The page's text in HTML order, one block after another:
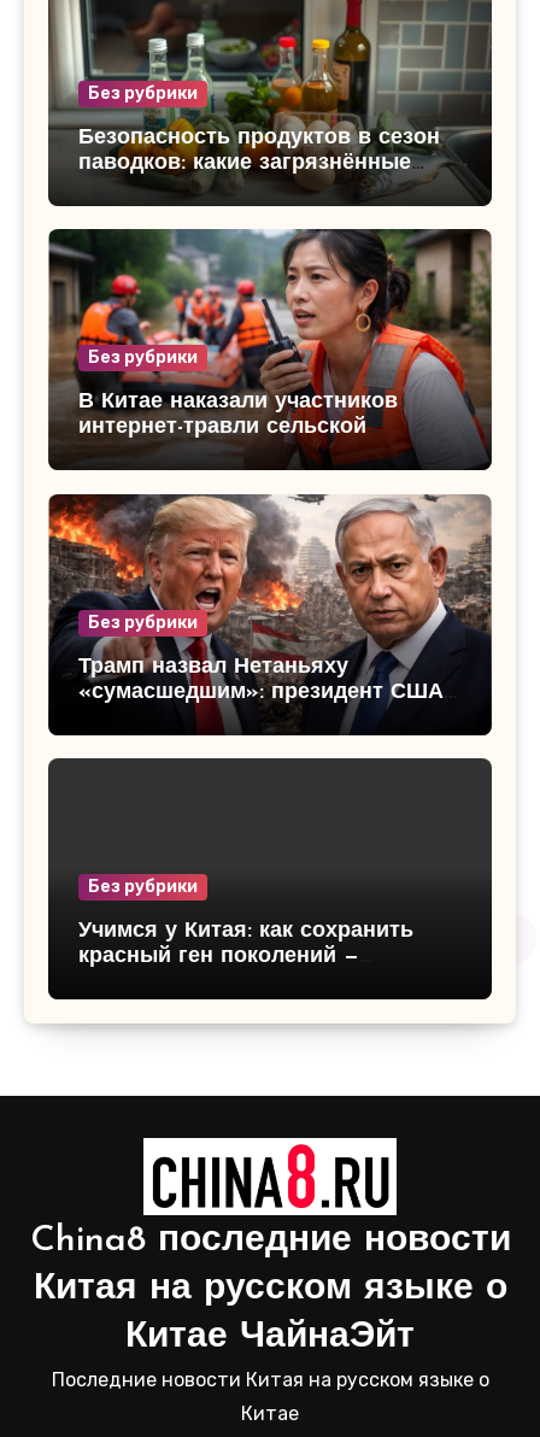
Без рубрики
Безопасность продуктов в сезон
паводков: какие загрязнённые
продукты категорически нельзя
Без рубрики
В Китае наказали участников
интернет-травли сельской
чиновницы: скандал вокруг
спасения от наводнения
Без рубрики
Трамп назвал Нетаньяху
«сумасшедшим»: президент США
резко раскритиковал эскалацию
конфликта Израиля и Ливана
Без рубрики
Учимся у Китая: как сохранить
красный ген поколений —
традиции и ценности будущего
China8 последние новости
Китая на русском языке о
Китае ЧайнаЭйт
Последние новости Китая на русском языке о
Китае